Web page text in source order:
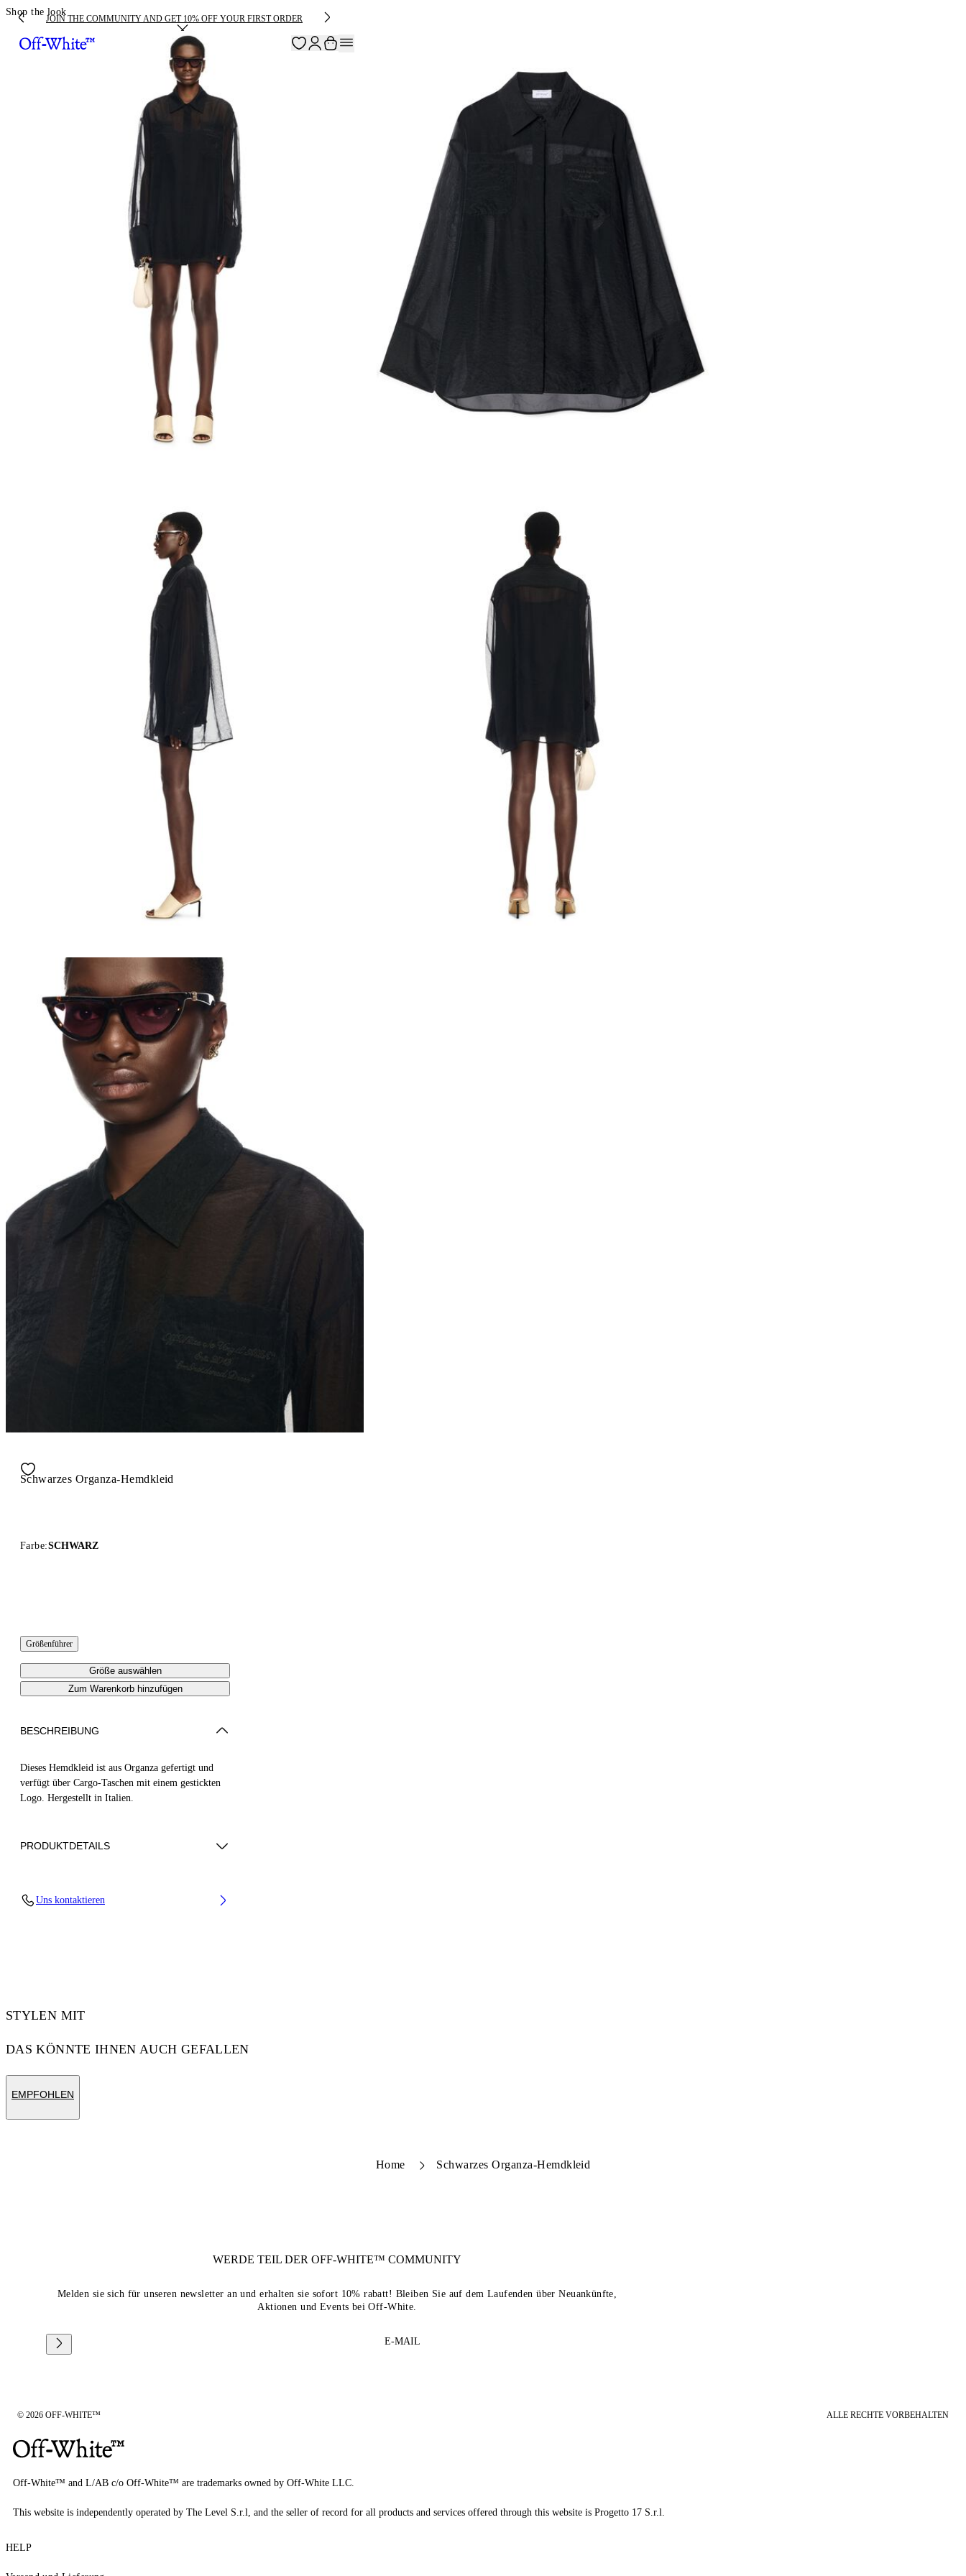
JOIN THE COMMUNITY AND GET 10% OFF YOUR FIRST ORDER
Shop the look
Schwarzes Organza-Hemdkleid
Farbe:SCHWARZ
Größenführer
Größe auswählen
Zum Warenkorb hinzufügen
BESCHREIBUNG
Dieses Hemdkleid ist aus Organza gefertigt und
verfügt über Cargo-Taschen mit einem gestickten
Logo. Hergestellt in Italien.
PRODUKTDETAILS
Cm)Brustumfang: 32” (82 Cm) Taille: 24“ (63
Uns kontaktieren
STYLEN MIT
DAS KÖNNTE IHNEN AUCH GEFALLEN
EMPFOHLEN
Home Schwarzes Organza-Hemdkleid
WERDE TEIL DEROFF-WHITE™ COMMUNITY
Melden sie sich für unseren newsletter an und erhalten sie sofort 10% rabatt! Bleiben Sie auf dem Laufenden über Neuankünfte,
Aktionen und Events bei Off-White.
E-MAIL
© 2026 OFF-WHITE™ ALLE RECHTE VORBEHALTEN
Off-White™ and L/AB c/o Off-White™ are trademarks owned by Off-White LLC.
This website is independently operated by The Level S.r.l, and the seller of record for all products and services offered through this website is Progetto 17 S.r.l.
HELP